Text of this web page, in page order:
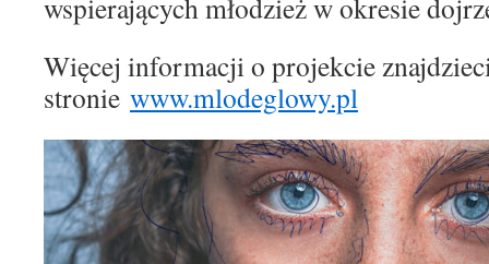
wspierających młodzież w okresie
Więcej informacji o projekcie
stronie www.mlodeglowy.pl